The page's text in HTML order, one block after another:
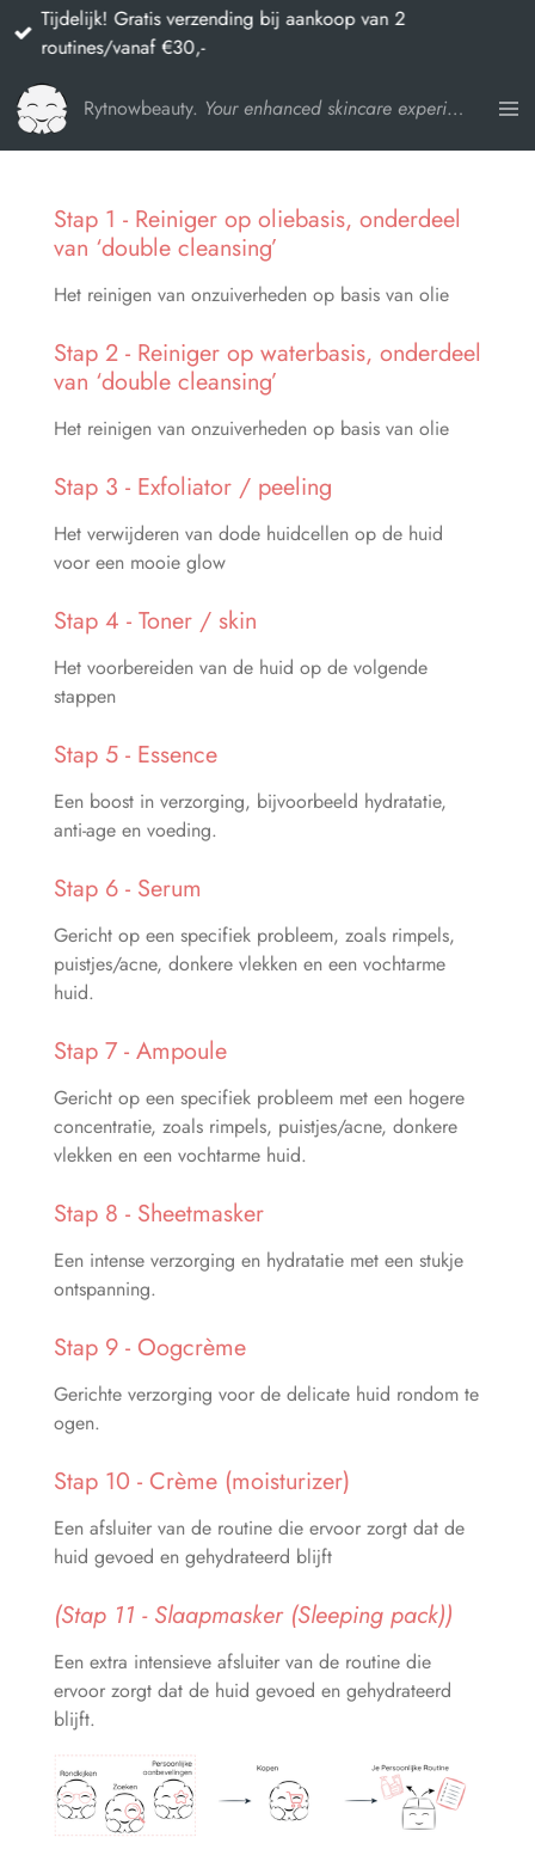
Ga
direct
naar
de
hoofdinhoud
Rytnowbeauty. Your enhanced skincare experience
Tijdelijk! Gratis verzending bij aankoop van 2
routines/vanaf €30,-
Stap 1 - Reiniger op oliebasis, onderdeel
van ‘double cleansing’
Het reinigen van onzuiverheden op basis van olie
Stap 2 - Reiniger op waterbasis, onderdeel
van ‘double cleansing’
Het reinigen van onzuiverheden op basis van olie
Stap 3 - Exfoliator / peeling
Het verwijderen van dode huidcellen op de huid
voor een mooie glow
Stap 4 - Toner / skin
Het voorbereiden van de huid op de volgende
stappen
Stap 5 - Essence
Een boost in verzorging, bijvoorbeeld hydratatie,
anti-age en voeding.
Stap 6 - Serum
Gericht op een specifiek probleem, zoals rimpels,
puistjes/acne, donkere vlekken en een vochtarme
huid.
Stap 7 - Ampoule
Gericht op een specifiek probleem met een hogere
concentratie, zoals rimpels, puistjes/acne, donkere
vlekken en een vochtarme huid.
Stap 8 - Sheetmasker
Een intense verzorging en hydratatie met een stukje
ontspanning.
Stap 9 - Oogcrème
Gerichte verzorging voor de delicate huid rondom te
ogen.
Stap 10 - Crème (moisturizer)
Een afsluiter van de routine die ervoor zorgt dat de
huid gevoed en gehydrateerd blijft
(Stap 11 - Slaapmasker (Sleeping pack))
Een extra intensieve afsluiter van de routine die
ervoor zorgt dat de huid gevoed en gehydrateerd
blijft.